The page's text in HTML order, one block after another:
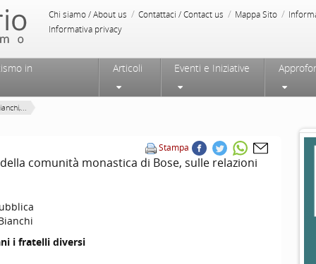
Chi siamo / About us / Contattaci / Contact us / Mappa Sito /
Informativa privacy
in Articoli Eventi e Iniziative
Stampa
comunità monastica di Bose, sulle relazioni
i fratelli diversi